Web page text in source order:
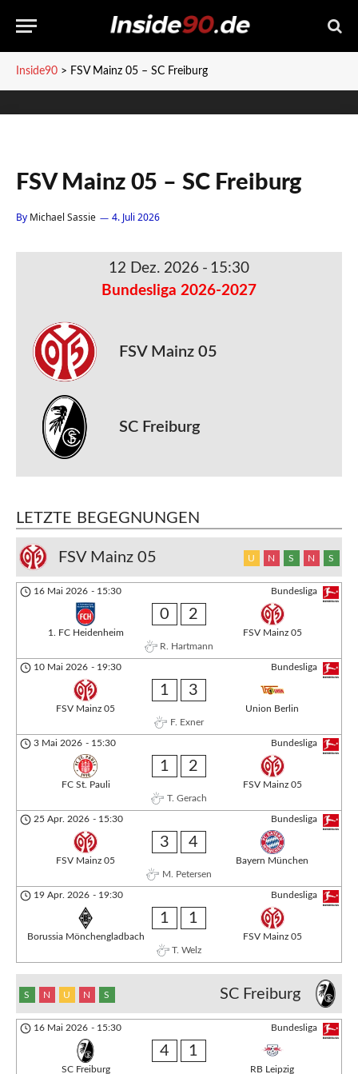
Inside90 > FSV Mainz 05 – SC Freiburg
FSV Mainz 05 – SC Freiburg
By Michael Sassie 4. Juli 2026
12 Dez. 2026 - 15:30
Bundesliga 2026-2027
FSV Mainz 05
SC Freiburg
LETZTE BEGEGNUNGEN
FSV Mainz 05 U N S N S
Bundesliga
16 Mai 2026 - 15:30
1. FC Heidenheim
0 2
FSV Mainz 05
R. Hartmann
Bundesliga
10 Mai 2026 - 19:30
FSV Mainz 05
1 3
Union Berlin
F. Exner
Bundesliga
3 Mai 2026 - 15:30
FC St. Pauli
1 2
FSV Mainz 05
T. Gerach
Bundesliga
25 Apr. 2026 - 15:30
FSV Mainz 05
3 4
Bayern München
M. Petersen
Bundesliga
19 Apr. 2026 - 19:30
Borussia Mönchengladbach
1 1
FSV Mainz 05
T. Welz
SC Freiburg
S N U N S
Bundesliga
16 Mai 2026 - 15:30
SC Freiburg
4 1
RB Leipzig